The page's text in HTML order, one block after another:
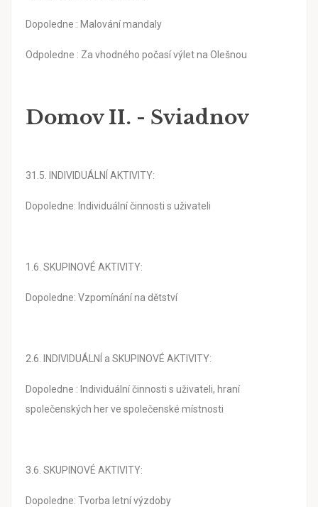
Dopoledne : Malování mandaly
Odpoledne : Za vhodného počasí výlet na Olešnou
Domov II. - Sviadnov
31.5. INDIVIDUÁLNÍ AKTIVITY:
Dopoledne: Individuální činnosti s uživateli
1.6. SKUPINOVÉ AKTIVITY:
Dopoledne: Vzpomínání na dětství
2.6. INDIVIDUÁLNÍ a SKUPINOVÉ AKTIVITY:
Dopoledne : Individuální činnosti s uživateli, hraní
společenských her ve společenské místnosti
3.6. SKUPINOVÉ AKTIVITY:
Dopoledne: Tvorba letní výzdoby